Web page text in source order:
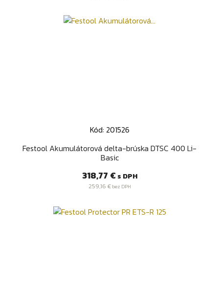
Kód: 201526
Festool Akumulátorová delta-brúska DTSC 400 Li-
Basic
Cena
318,77 € s DPH
259,16 €bez DPH